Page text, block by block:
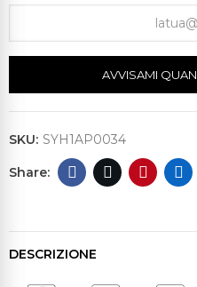
AVVISAMI
SKU: SYH1AP0034
DESCRIZIONE